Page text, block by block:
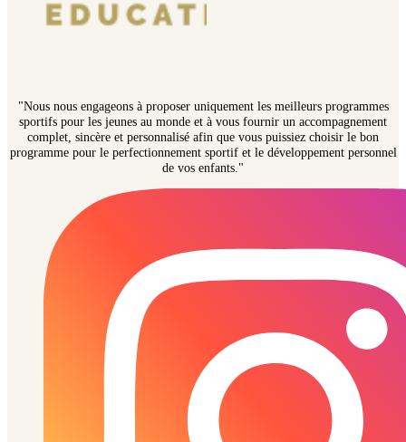
"Nous nous engageons à proposer uniquement les meilleurs programmes
sportifs pour les jeunes au monde et à vous fournir un accompagnement
complet, sincère et personnalisé afin que vous puissiez choisir le bon
programme pour le perfectionnement sportif et le développement personnel
de vos enfants."